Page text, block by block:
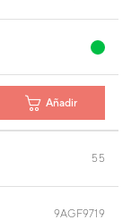
Añadir
55
9AGF9719